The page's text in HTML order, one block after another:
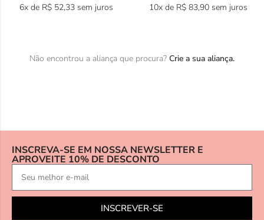
6x de R$52,33 sem juros
10x de R$83,90 sem juros
Não encontrou a aliança que procura? Crie a sua aliança.
INSCREVA-SE EM NOSSA NEWSLETTER E
APROVEITE 10% DE DESCONTO
INSCREVER-SE